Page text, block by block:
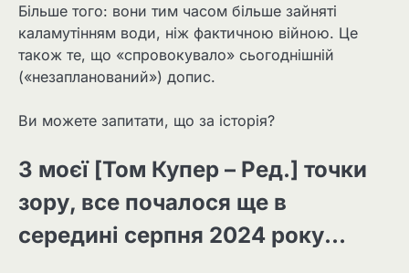
Більше того: вони тим часом більше зайняті
каламутінням води, ніж фактичною війною. Це
також те, що «спровокувало» сьогоднішній
(«незапланований») допис.
Ви можете запитати, що за історія?
З моєї [Том Купер – Ред.] точки
зору, все почалося ще в
середині серпня 2024 року…